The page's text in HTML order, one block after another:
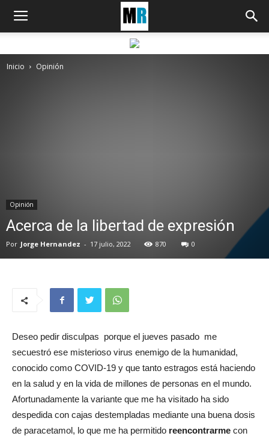
Inicio Opinión
Opinión
Acerca de la libertad de expresión
Por Jorge Hernandez - 17 julio, 2022 870 0
Deseo pedir disculpas porque el jueves pasado me
secuestró ese misterioso virus enemigo de la humanidad,
conocido como COVID-19 y que tanto estragos está haciendo
en la salud y en la vida de millones de personas en el mundo.
Afortunadamente la variante que me ha visitado ha sido
despedida con cajas destempladas mediante una buena dosis
de paracetamol, lo que me ha permitido reencontrarme con